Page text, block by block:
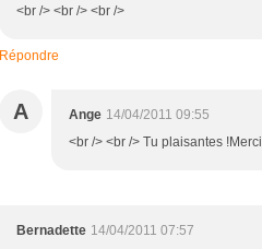
<br /> <br /> <br />
Répondre
A Ange 14/04/2011 09:55
<br /> <br /> Tu plaisantes
Bernadette 14/04/2011 07:57